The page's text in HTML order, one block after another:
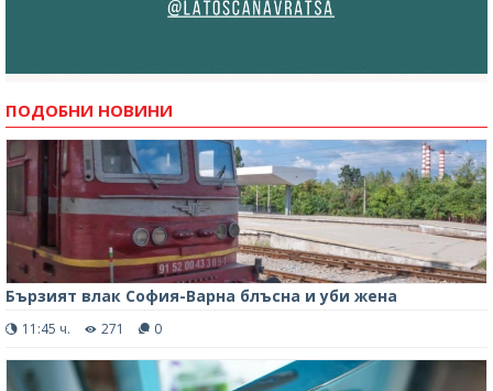
ПОДОБНИ НОВИНИ
Бързият влак София-Варна блъсна и уби жена
11:45 ч. 271 0